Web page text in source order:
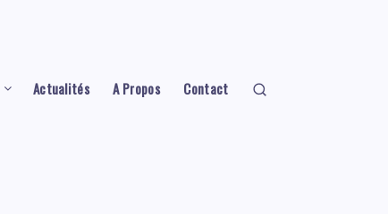
Actualités A Propos Contact